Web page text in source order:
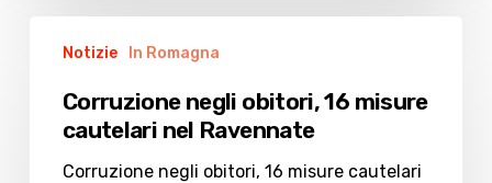
negli
misure
cautelari
Notizie In Romagna
Corruzione negli obitori, 16 misure
cautelari nel Ravennate
Corruzione negli obitori, 16 misure cautelari